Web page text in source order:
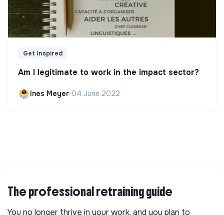
Get Inspired
Am I legitimate to work in the impact sector?
Ines Meyer•04 June 2022
The professional retraining guide
You no longer thrive in your work, and you plan to